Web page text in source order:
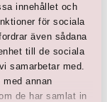
innehållet och
för sociala
även sådana
till de sociala
samarbetar med.
annan
de har samlat in